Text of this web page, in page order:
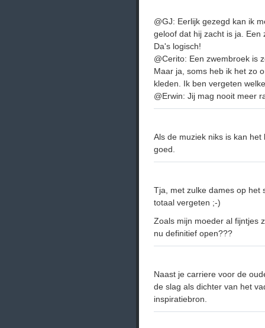
@GJ: Eerlijk gezegd kan ik
geloof dat hij zacht is ja.
Da's logisch!
@Cerito: Een zwembroek is
Maar ja, soms heb ik het zo
kleden. Ik ben vergeten
@Erwin: Jij mag nooit meer
Als de muziek niks is kan
goed.
Tja, met zulke dames op het
totaal vergeten ;-)
Zoals mijn moeder al fijntjes
nu definitief open???
Naast je carriere voor de
de slag als dichter van het
inspiratiebron.